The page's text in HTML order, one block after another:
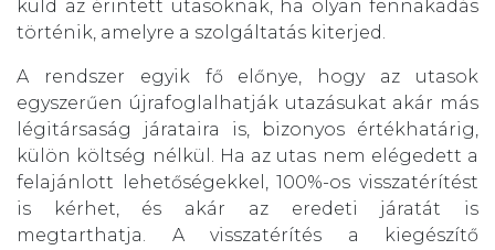
küld az érintett utasoknak, ha olyan fennakadás
történik, amelyre a szolgáltatás kiterjed.
A rendszer egyik fő előnye, hogy az utasok
egyszerűen újrafoglalhatják utazásukat akár más
légitársaság járataira is, bizonyos értékhatárig,
külön költség nélkül. Ha az utas nem elégedett a
felajánlott lehetőségekkel, 100%-os visszatérítést
is kérhet, és akár az eredeti járatát is
megtarthatja. A visszatérítés a kiegészítő